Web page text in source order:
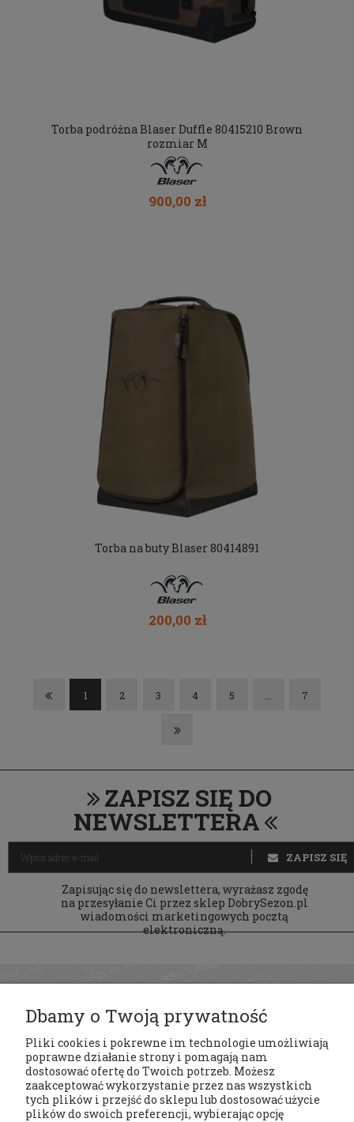
Torba podróżna Blaser Duffle 80415210 Brown
rozmiar M
900,00 zł
Torba na buty Blaser 80414891
200,00 zł
1 2 3 4 5 ... 7
ZAPISZ SIĘ DO
NEWSLETTERA
Zapisując się do newslettera, wyrażasz zgodę
na przesyłanie Ci przez sklep DobrySezon.pl
wiadomości marketingowych pocztą
elektroniczną.
ZAPISZ SIĘ
Regulaminy
Dbamy o Twoją prywatność
Pliki cookies i pokrewne im technologie umożliwiają
poprawne działanie strony i pomagają nam
dostosować ofertę do Twoich potrzeb. Możesz
zaakceptować wykorzystanie przez nas wszystkich
tych plików i przejść do sklepu lub dostosować użycie
plików do swoich preferencji, wybierając opcję